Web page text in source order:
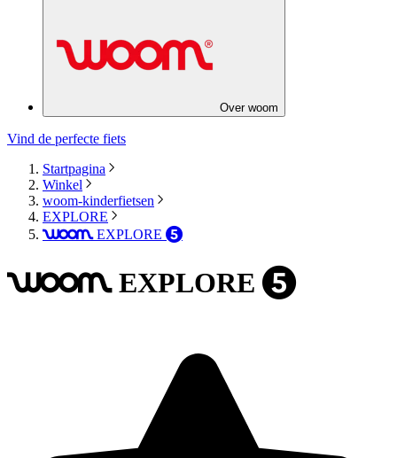
Over woom
Vind de perfecte fiets
Startpagina
Winkel
woom-kinderfietsen
EXPLORE
woom EXPLORE 5
woom EXPLORE 5